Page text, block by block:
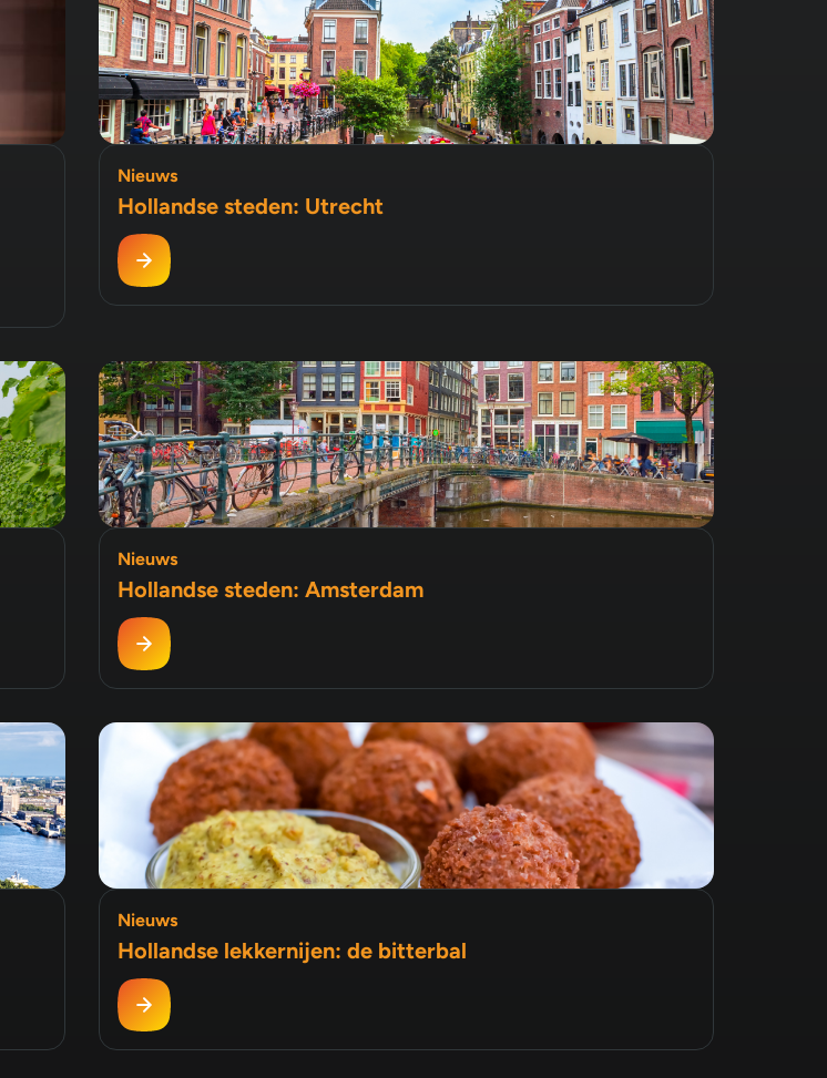
Nieuws
Hollandse steden: Utrecht
Nieuws
Hollandse steden: Amsterdam
Nieuws
Hollandse lekkernijen: de bitterbal